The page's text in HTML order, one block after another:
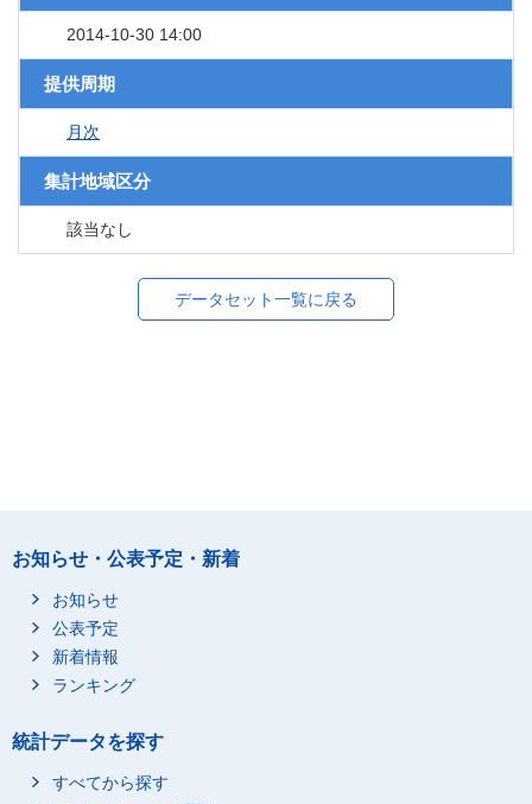
2014-10-30 14:00
提供周期
月次
集計地域区分
該当なし
データセット一覧に戻る
お知らせ・公表予定・新着
お知らせ
公表予定
新着情報
ランキング
統計データを探す
すべてから探す